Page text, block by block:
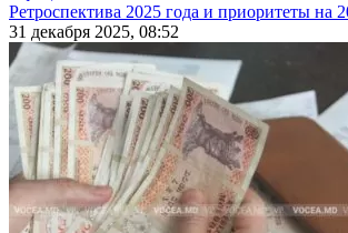
Ретроспектива 2025 года и приоритеты на
31 декабря 2025, 08:52